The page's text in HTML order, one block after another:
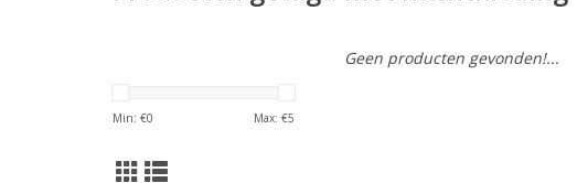
Min: €0 Max: €5
Geen producten gevonden!...